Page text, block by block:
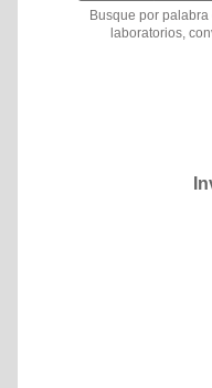
Busque por
laboratorios,